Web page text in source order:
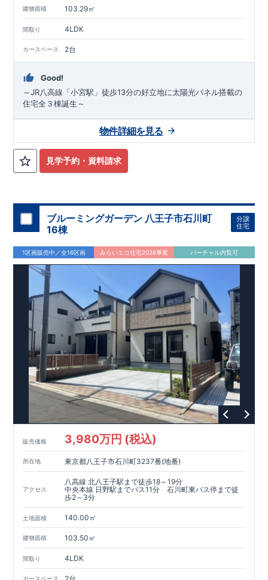
建物面積 103.29㎡
間取り 4LDK
カースペース 2台
Good!
～JR八高線「小宮駅」徒歩13分の好立地に太陽光パネル搭載の
住宅全３棟誕生～
見学予約・資料請求
物件詳細を見る
ブルーミングガーデン 八王子市石川町
16棟
分譲
住宅
1区画販売中／全16区画 みらいエコ住宅2026事業 バーチャル内覧可
販売価格 3,980万円 (税込)
所在地 東京都八王子市石川町3237番(地番)
アクセス
八高線 北八王子駅まで徒歩18～19分
中央本線 日野駅までバス11分 石川町東バス停まで徒
歩2～3分
土地面積 140.00㎡
建物面積 103.50㎡
間取り 4LDK
カースペース